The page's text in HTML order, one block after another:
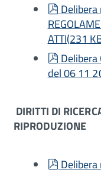
pdf
Delibera
ATTI(231
pdf
del 06 11
DIRITTI DI
RIPRODUZIONE
pdf